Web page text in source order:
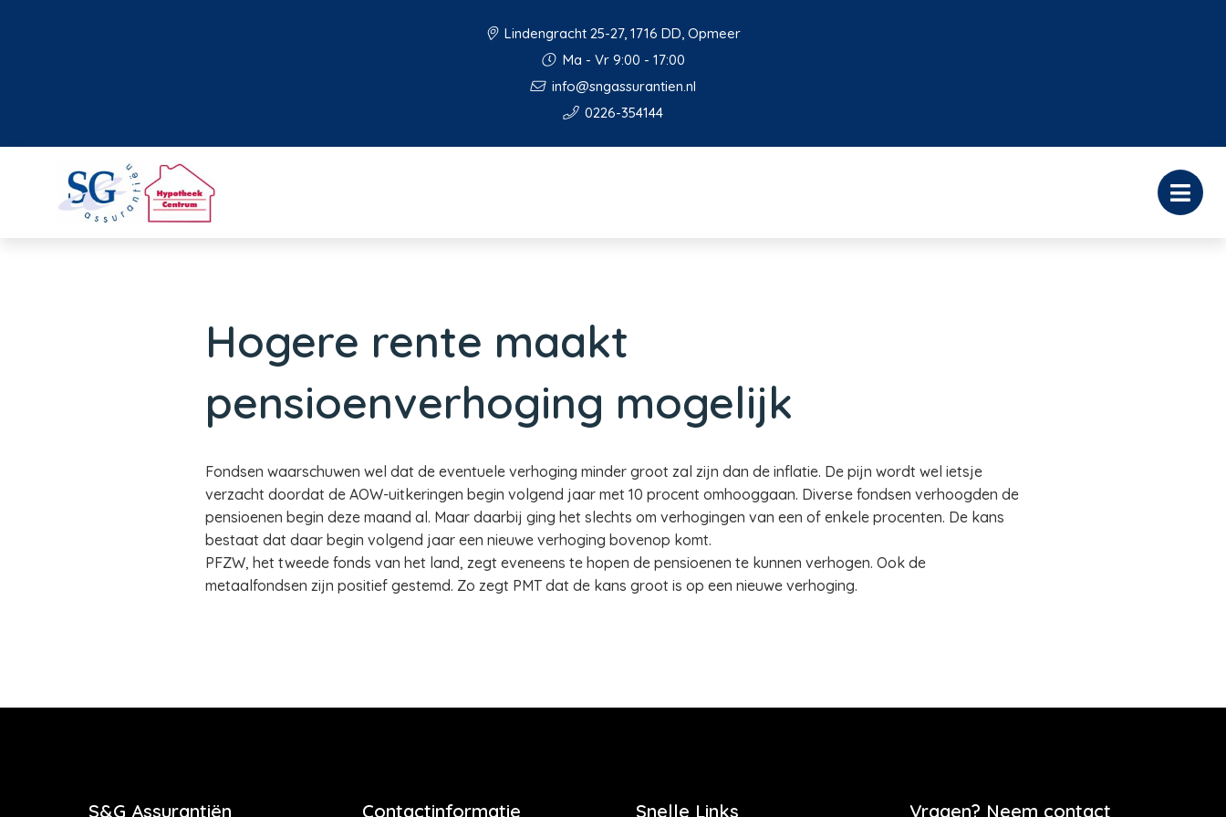
Lindengracht 25-27, 1716 DD, Opmeer
Ma - Vr 9:00 - 17:00
info@sngassurantien.nl
0226-354144
Hogere rente maakt
pensioenverhoging mogelijk
Fondsen waarschuwen wel dat de eventuele verhoging minder groot zal zijn dan de inflatie. De pijn wordt wel ietsje
verzacht doordat de AOW-uitkeringen begin volgend jaar met 10 procent omhooggaan. Diverse fondsen verhoogden de
pensioenen begin deze maand al. Maar daarbij ging het slechts om verhogingen van een of enkele procenten. De kans
bestaat dat daar begin volgend jaar een nieuwe verhoging bovenop komt.
PFZW, het tweede fonds van het land, zegt eveneens te hopen de pensioenen te kunnen verhogen. Ook de
metaalfondsen zijn positief gestemd. Zo zegt PMT dat de kans groot is op een nieuwe verhoging.
S&G Assurantiën Contactinformatie Snelle Links Vragen? Neem contact